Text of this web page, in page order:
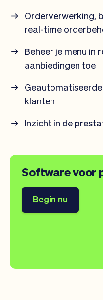
Orderverwerking,
real-time
Beheer je menu in
aanbiedingen toe
klanten
Inzicht in de
Software voor
Begin nu